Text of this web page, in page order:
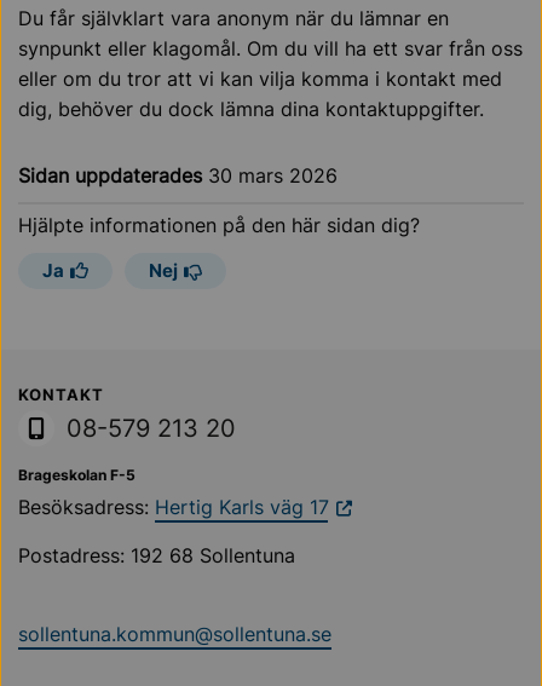
Du får självklart vara anonym när du lämnar en
synpunkt eller klagomål. Om du vill ha ett svar från oss
eller om du tror att vi kan vilja komma i kontakt med
dig, behöver du dock lämna dina kontaktuppgifter.
Sidan uppdaterades 30 mars 2026
Hjälpte informationen på den här sidan dig?
Ja Nej
Sollentuna Kommun
KONTAKT
08-579 213 20
Brageskolan F-5
Besöksadress: Hertig Karls väg 17
Postadress: 192 68 Sollentuna
sollentuna.kommun@sollentuna.se